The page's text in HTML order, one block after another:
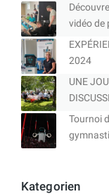
vidéo de
2024
UNE
Tournoi
Kategorien